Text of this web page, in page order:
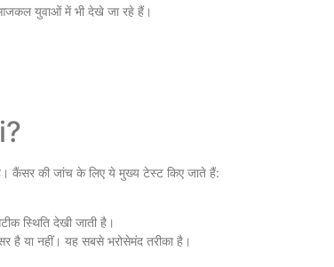
युवाओं में भी देखे जा रहे हैं।
कैंसर की जांच के लिए ये मुख्य टेस्ट किए जाते हैं:
स्थिति देखी जाती है।
है या नहीं। यह सबसे भरोसेमंद तरीका है।